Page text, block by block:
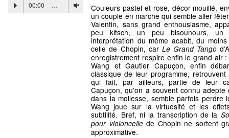
00:00 …
Couleurs pastel et rose, décor mouillé,
un couple en marche qui semble aller
Valentin, sans grand enthousiasme,
peu kitsch, un peu bisounours, un
interprétation du même acabit, du
celle de Chopin, car Le Grand Tango
enregistrement respire enfin le grand air :
Wang et Gautier Capuçon, enfin
classique de leur programme,
qui fait, par ailleurs, partie de leur
Capuçon, qu’on a souvent connu
dans la mollesse, semble parfois perdre
Wang joue sur la virtuosité et les
subtilité. Bref, ni la transcription de la
pour violoncellede Chopin ne sortent
approximative.